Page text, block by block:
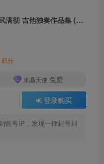
福田进一 – 日本吉他音乐, Vol. 1 武满彻 吉他独奏作品集 (福田进一)
积分
水晶天使 免费
登录购买
账号IP，发现一律封号封